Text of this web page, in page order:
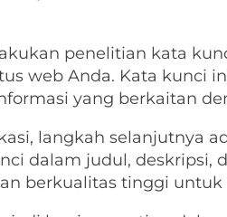
penelitian kata
web Anda. Kata kunci
yang berkaitan
langkah selanjutnya
dalam judul, deskripsi,
berkualitas tinggi